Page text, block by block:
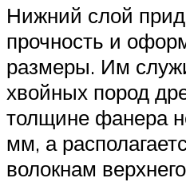
Нижний слой
прочность и
размеры. Им
хвойных пород
толщине фанера
мм, а
волокнам